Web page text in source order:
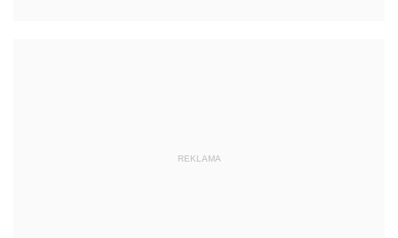
REKLAMA